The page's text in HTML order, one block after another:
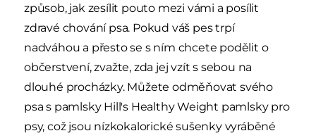
způsob, jak zesílit pouto mezi vámi a posílit
zdravé chování psa. Pokud váš pes trpí
nadváhou a přesto se s ním chcete podělit o
občerstvení, zvažte, zda jej vzít s sebou na
dlouhé procházky. Můžete odměňovat svého
psa s pamlsky Hill's Healthy Weight pamlsky pro
psy, což jsou nízkokalorické sušenky vyráběné